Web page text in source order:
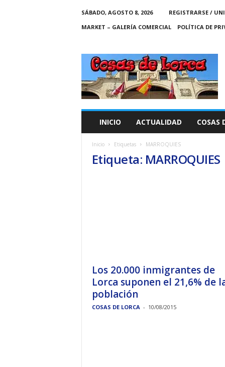
SÁBADO, AGOSTO 8, 2026
REGISTRARSE /
MARKET – GALERÍA COMERCIAL
POLÍTICA DE
C
A
S
INICIO ACTUALIDAD COSAS
Inicio Etiquetas MARROQUIES
Etiqueta: MARROQUIES
Los 20.000 inmigrantes de
Lorca suponen el 21,6% de
población
COSAS DE LORCA - 10/08/2015